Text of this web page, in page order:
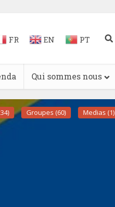
FR EN PT
Qui sommes nous
Groupes (60) Medias (1)